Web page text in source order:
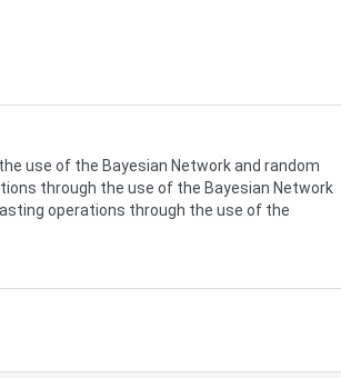
use of the Bayesian Network and random
through the use of the Bayesian Network
operations through the use of the